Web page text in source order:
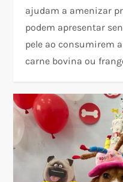
ajudam a amenizar
podem apresentar
pele ao consumirem
carne bovina ou